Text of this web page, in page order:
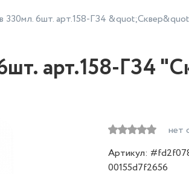
330мл. 6шт. арт.158-ГЗ4
арт.158-ГЗ4
нет
Артикул:
00155d7f2656